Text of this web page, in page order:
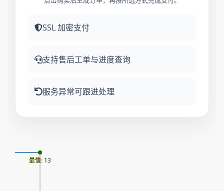
SSL 加密支付
支持售后工单与进度查询
服务异常可跟进处理
最慢: 13
最快: 13